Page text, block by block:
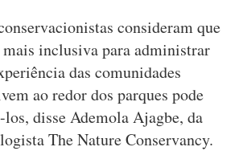
consideram que
mais inclusiva para administrar
das comunidades
ao redor dos parques pode
disse Ademola Ajagbe, da
The Nature Conservancy.